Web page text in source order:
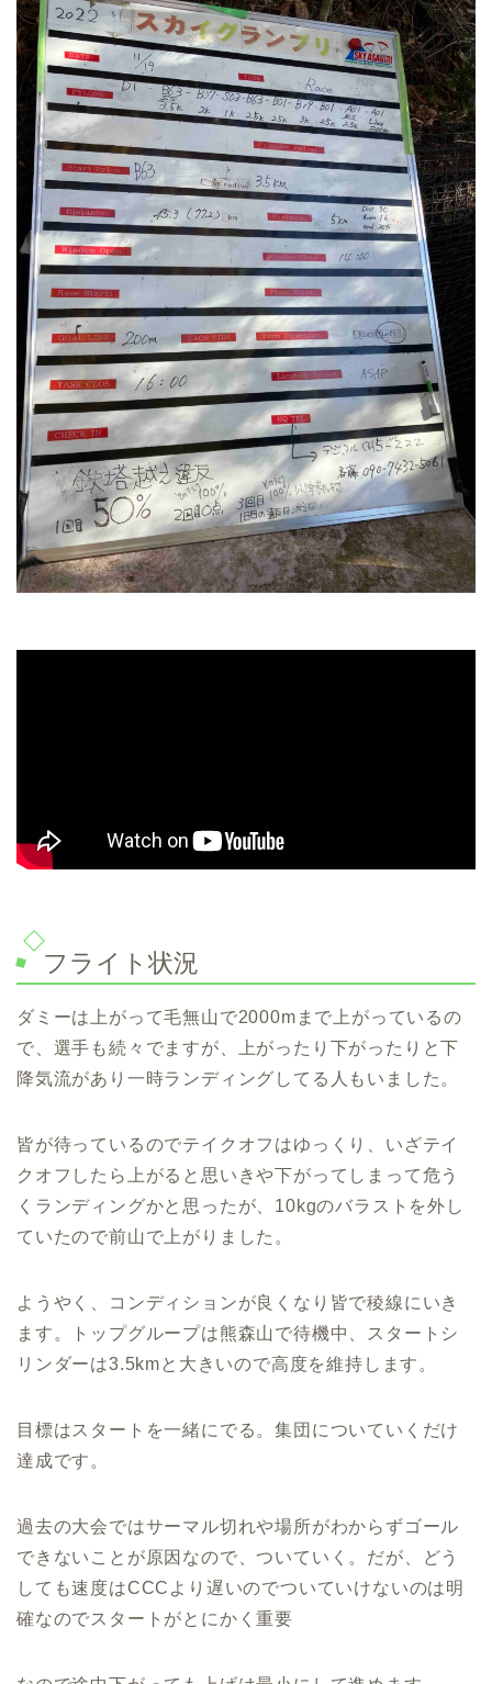
フライト状況
ダミーは上がって毛無山で2000mまで上がっているの
で、選手も続々でますが、上がったり下がったりと下
降気流があり一時ランディングしてる人もいました。
皆が待っているのでテイクオフはゆっくり、いざテイ
クオフしたら上がると思いきや下がってしまって危う
くランディングかと思ったが、10kgのバラストを外し
ていたので前山で上がりました。
ようやく、コンディションが良くなり皆で稜線にいき
ます。トップグループは熊森山で待機中、スタートシ
リンダーは3.5kmと大きいので高度を維持します。
目標はスタートを一緒にでる。集団についていくだけ
達成です。
過去の大会ではサーマル切れや場所がわからずゴール
できないことが原因なので、ついていく。だが、どう
しても速度はCCCより遅いのでついていけないのは明
確なのでスタートがとにかく重要